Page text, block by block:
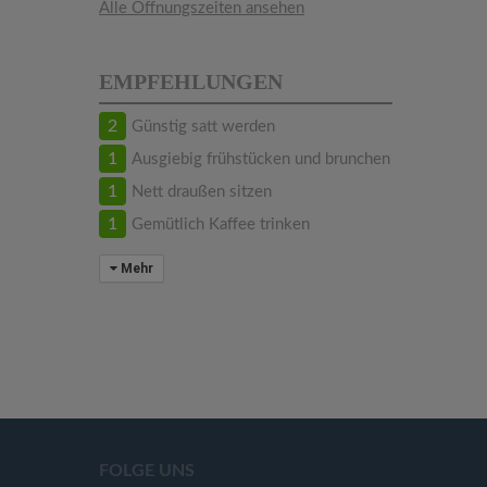
Alle Öffnungszeiten ansehen
EMPFEHLUNGEN
2 Günstig satt werden
1 Ausgiebig frühstücken und brunchen
1 Nett draußen sitzen
1 Gemütlich Kaffee trinken
Mehr
FOLGE UNS